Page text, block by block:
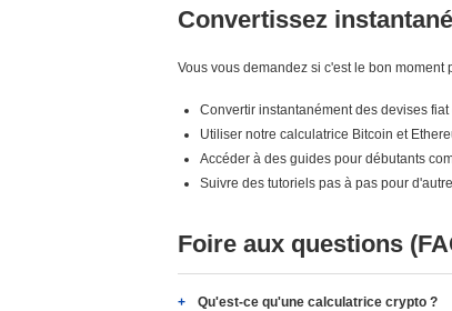
Convertissez
Vous vous demandez si c'est le bon
Convertir instantanément des devises
Utiliser notre calculatrice Bitcoin et
Accéder à des guides pour débutants
Suivre des tutoriels pas à pas pour
Foire aux questions
Qu'est-ce qu'une calculatrice crypto ?